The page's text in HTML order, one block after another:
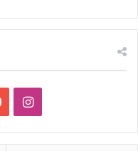
YouTubeInstagram